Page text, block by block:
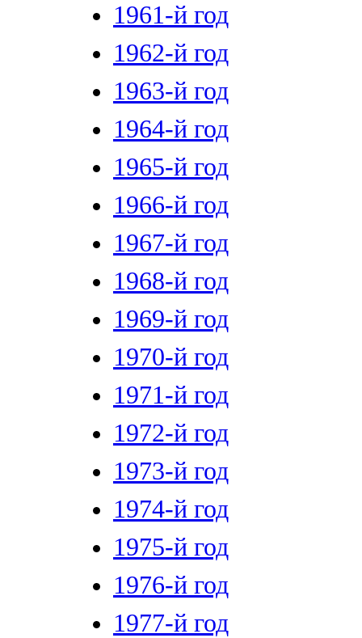
1961-й год
1962-й год
1963-й год
1964-й год
1965-й год
1966-й год
1967-й год
1968-й год
1969-й год
1970-й год
1971-й год
1972-й год
1973-й год
1974-й год
1975-й год
1976-й год
1977-й год